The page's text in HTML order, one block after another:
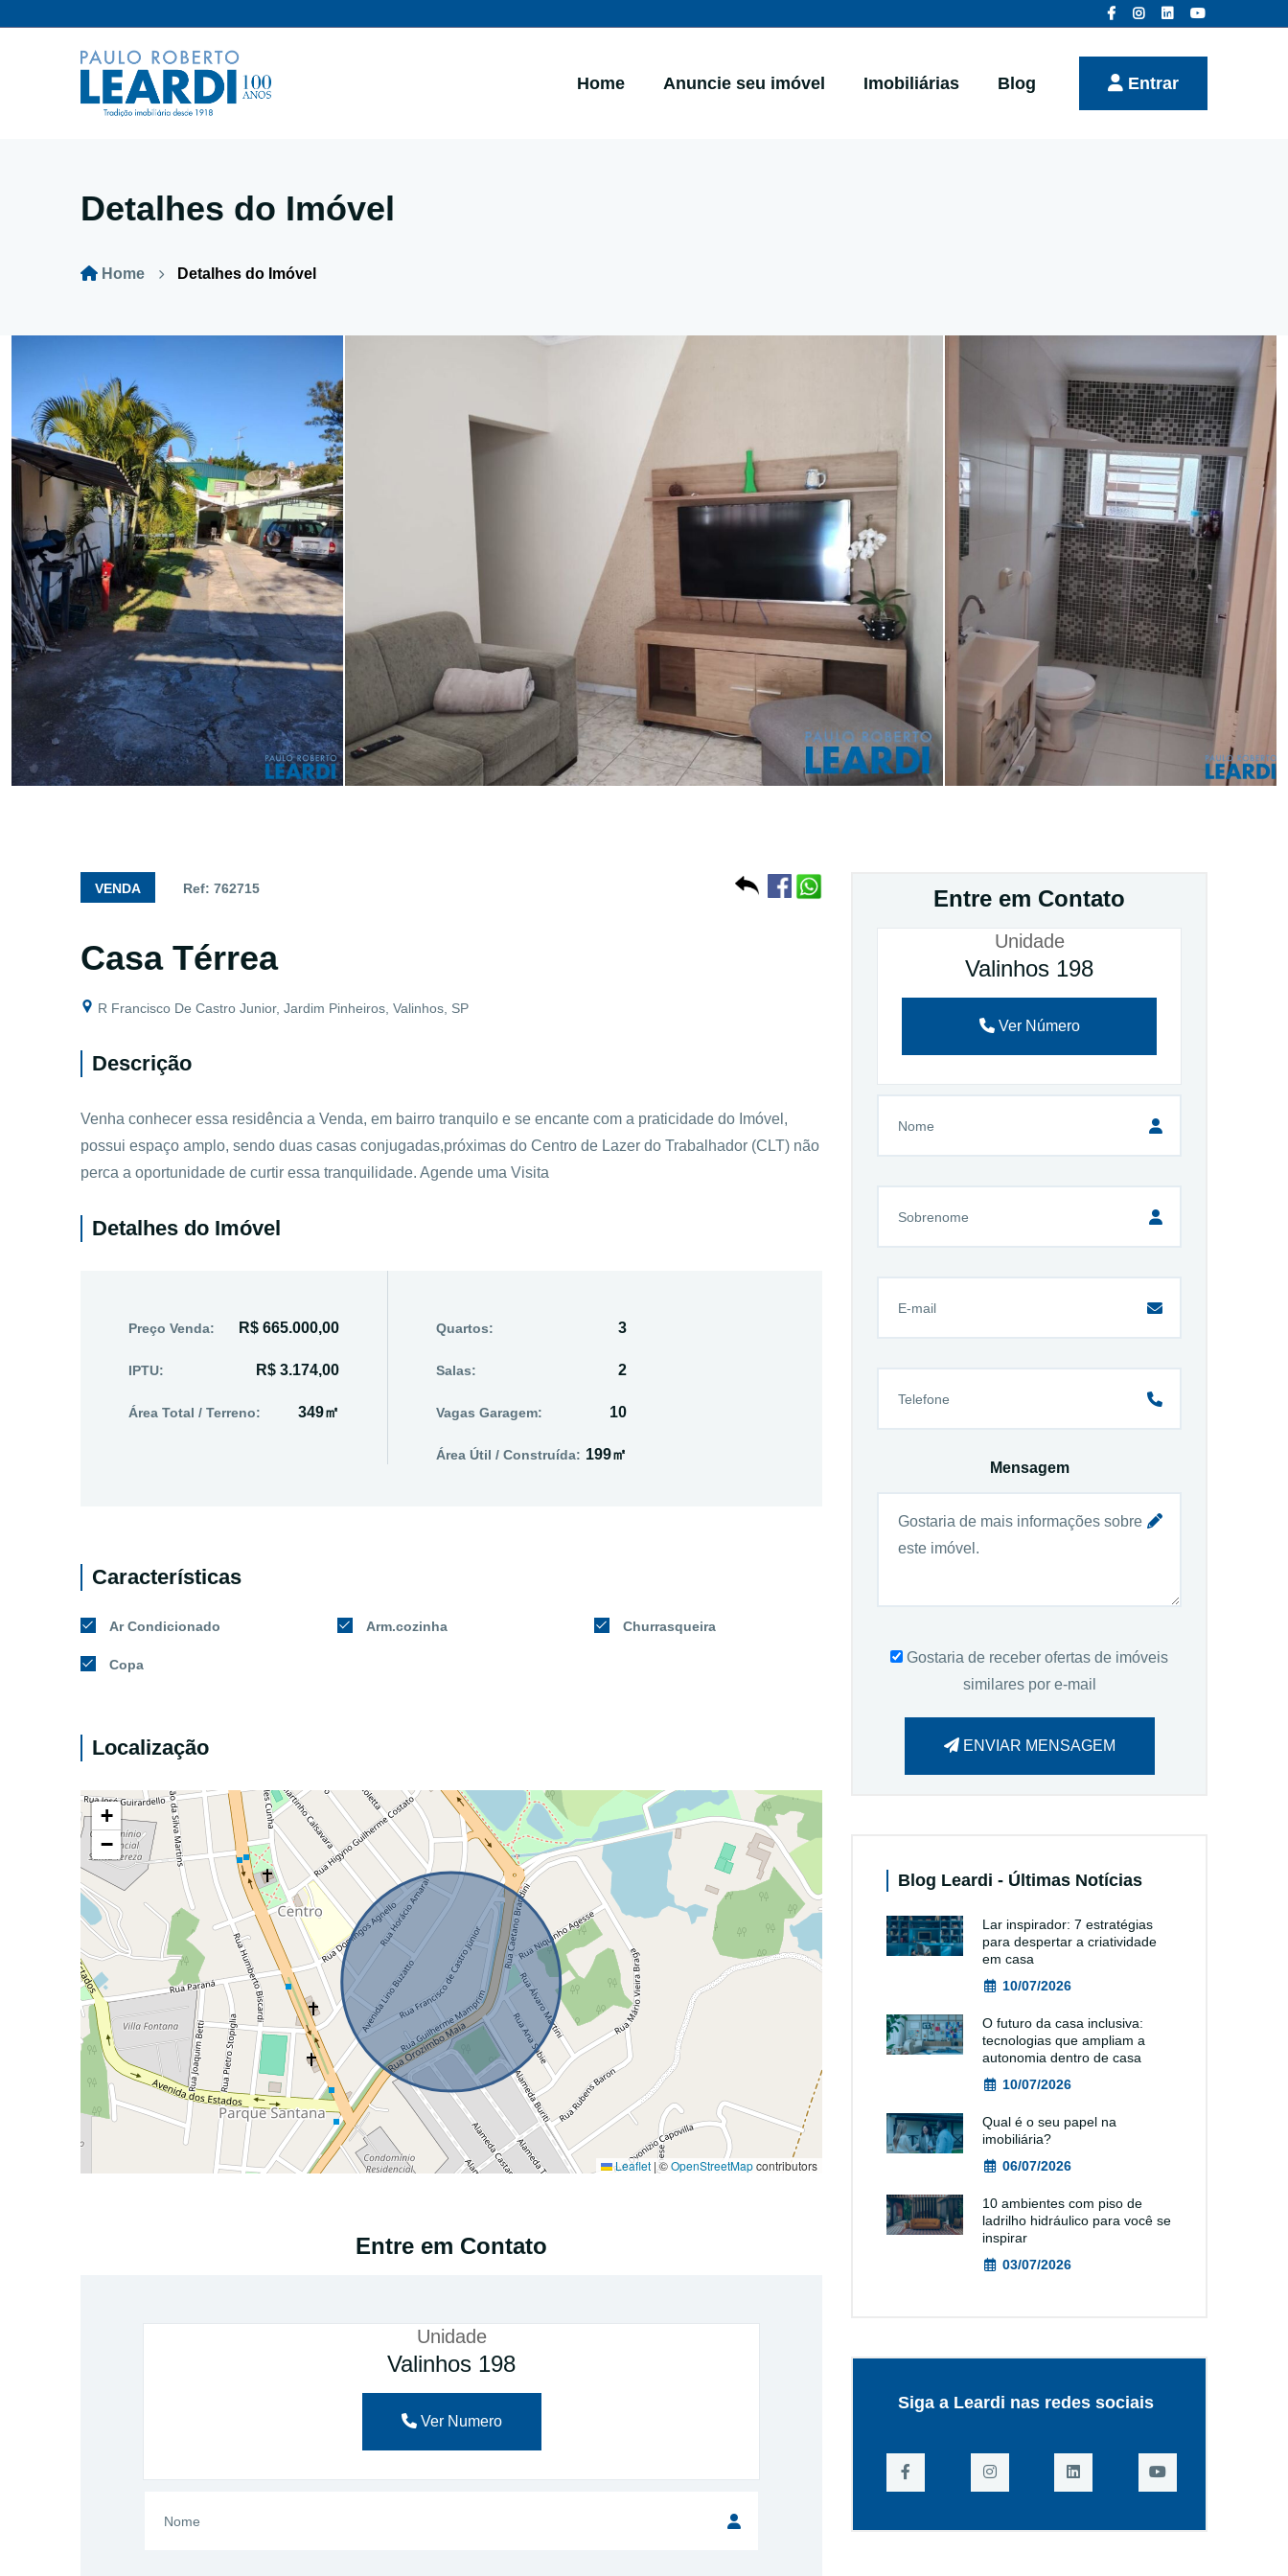
Home Anuncie seu imóvel Imobiliárias Blog Entrar
Detalhes do Imóvel
Home Detalhes do Imóvel
VENDA Ref: 762715
Casa Térrea
R Francisco De Castro Junior, Jardim Pinheiros, Valinhos, SP
Descrição
Venha conhecer essa residência a Venda, em bairro tranquilo e se encante com a praticidade do Imóvel,
possui espaço amplo, sendo duas casas conjugadas,próximas do Centro de Lazer do Trabalhador (CLT) não
perca a oportunidade de curtir essa tranquilidade. Agende uma Visita
Detalhes do Imóvel
Preço Venda: R$ 665.000,00
IPTU: R$ 3.174,00
Área Total / Terreno: 349㎡
Quartos: 3
Salas: 2
Vagas Garagem: 10
Área Útil / Construída: 199㎡
Características
Ar Condicionado Arm.cozinha Churrasqueira
Copa
Localização
+
−
Leaflet |©OpenStreetMapcontributors
Entre em Contato
Unidade
Valinhos 198
Ver Numero
Entre em Contato
Unidade
Valinhos 198
Ver Número
Mensagem
Gostaria de receber ofertas de imóveis
similares por e-mail
ENVIAR MENSAGEM
Blog Leardi - Últimas Notícias
Lar inspirador: 7 estratégias
para despertar a criatividade
em casa
10/07/2026
O futuro da casa inclusiva:
tecnologias que ampliam a
autonomia dentro de casa
10/07/2026
Qual é o seu papel na
imobiliária?
06/07/2026
10 ambientes com piso de
ladrilho hidráulico para você se
inspirar
03/07/2026
Siga a Leardi nas redes sociais